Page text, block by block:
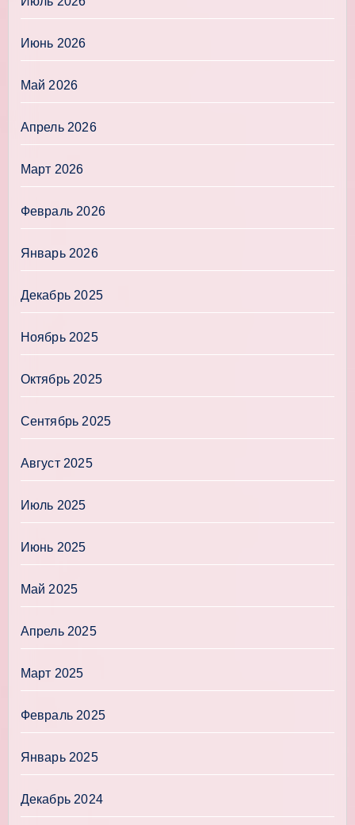
Июнь 2026
Май 2026
Апрель 2026
Март 2026
Февраль 2026
Январь 2026
Декабрь 2025
Ноябрь 2025
Октябрь 2025
Сентябрь 2025
Август 2025
Июль 2025
Июнь 2025
Май 2025
Апрель 2025
Март 2025
Февраль 2025
Январь 2025
Декабрь 2024